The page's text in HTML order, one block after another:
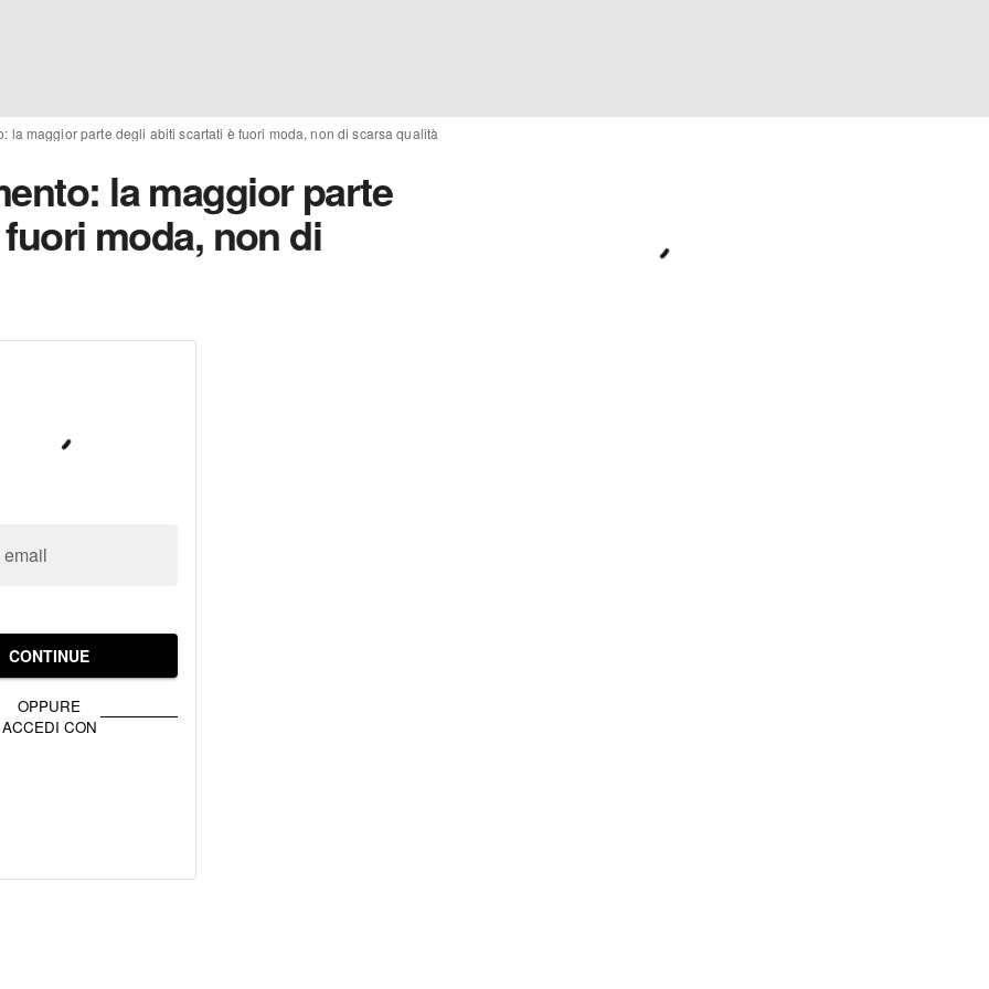
la maggior parte degli abiti scartati è fuori moda, non di scarsa qualità
la maggior parte
moda, non di
CONTINUE
OPPURE
ACCEDI CON